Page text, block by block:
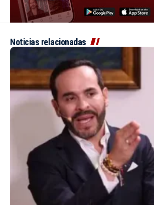
Noticias relacionadas